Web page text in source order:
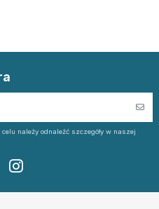
należy odnaleźć szczegóły w naszej